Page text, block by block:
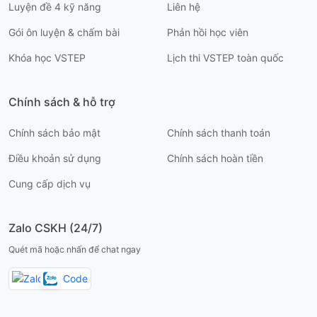
Luyện đề 4 kỹ năng
Gói ôn luyện & chấm bài
Khóa học VSTEP
Liên hệ
Phản hồi học viên
Lịch thi VSTEP toàn quốc
Chính sách & hỗ trợ
Chính sách bảo mật
Điều khoản sử dụng
Cung cấp dịch vụ
Chính sách thanh toán
Chính sách hoàn tiền
Zalo CSKH (24/7)
Quét mã hoặc nhấn để chat ngay